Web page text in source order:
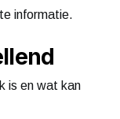
informatie.
is en wat kan